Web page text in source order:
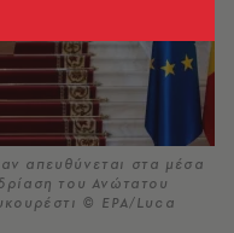
απευθύνεται στα μέσα
του Ανώτατου
© EPA/Luca